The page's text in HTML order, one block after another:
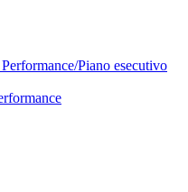
Piano esecutivo